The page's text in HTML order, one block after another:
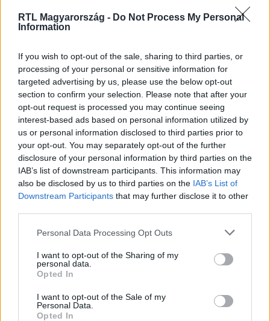
RTL Magyarország - Do Not Process My Personal
Information
If you wish to opt-out of the sale, sharing to third parties, or
processing of your personal or sensitive information for
targeted advertising by us, please use the below opt-out
section to confirm your selection. Please note that after your
opt-out request is processed you may continue seeing
interest-based ads based on personal information utilized by
us or personal information disclosed to third parties prior to
your opt-out. You may separately opt-out of the further
disclosure of your personal information by third parties on the
IAB’s list of downstream participants. This information may
also be disclosed by us to third parties on the IAB’s List of
Downstream Participants that may further disclose it to other
Please note that this website/app uses one or more Google
not limited to your visit or usage behaviour. You may click to
grant or deny consent to Google and its third-party tags to
use your data for below specified purposes in below Google
consent section.
Personal Data Processing Opt Outs
I want to opt-out of the Sharing of my
personal data.
Opted In
I want to opt-out of the Sale of my
Personal Data.
Opted In
Már jóval a tragédia előtt riasztották a
rendőröket a zavartan viselkedő férfi miatt.
Kábítószert fogyasztott, de elengedték őt,
mert nem álltak fenn az őrizetbe vétel
feltételei.
Itt állítsd be, hogy az RTL.hu az elsők között
legyen a Google-találatokban!